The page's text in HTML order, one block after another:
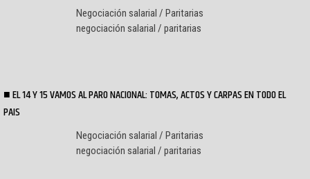
Negociación salarial / Paritarias
negociación salarial / paritarias
EL 14 Y 15 VAMOS AL PARO NACIONAL: TOMAS, ACTOS Y CARPAS EN TODO EL
PAIS
Negociación salarial / Paritarias
negociación salarial / paritarias